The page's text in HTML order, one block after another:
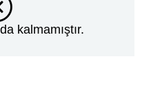
kalmamıştır.